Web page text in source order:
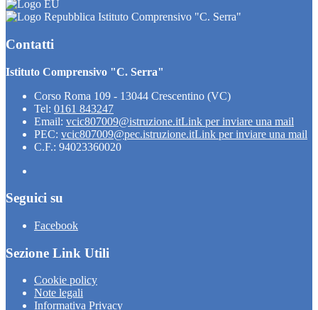
Istituto Comprensivo "C. Serra"
Contatti
Istituto Comprensivo "C. Serra"
Corso Roma 109 - 13044 Crescentino (VC)
Tel: 0161 843247
Email: vcic807009@istruzione.itLink per inviare una mail
PEC: vcic807009@pec.istruzione.itLink per inviare una mail
C.F.: 94023360020
Seguici su
Facebook
Sezione Link Utili
Cookie policy
Note legali
Informativa Privacy